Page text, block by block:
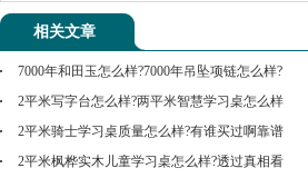
相关文章
7000年和田玉怎么样?7000年吊坠项链怎么样?
2平米写字台怎么样?两平米智慧学习桌怎么样
2平米骑士学习桌质量怎么样?有谁买过啊靠谱
2平米枫桦实木儿童学习桌怎么样?透过真相看